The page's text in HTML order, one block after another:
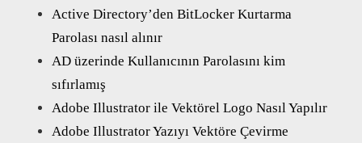
Active Directory’den BitLocker Kurtarma
Parolası nasıl alınır
AD üzerinde Kullanıcının Parolasını kim
sıfırlamış
Adobe Illustrator ile Vektörel Logo Nasıl Yapılır
Adobe Illustrator Yazıyı Vektöre Çevirme